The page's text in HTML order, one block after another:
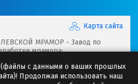
Карта сайта
МРАМОР - Завод по
мрамора:
Добавки для буровых растворов
с данными о ваших прошлых
Продолжая использовать наш